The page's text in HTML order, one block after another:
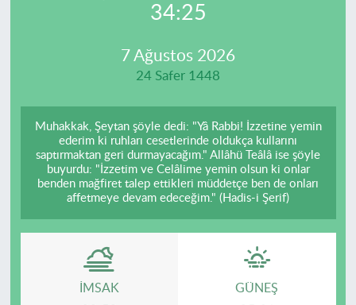
34:25
7 Ağustos 2026
24 Safer 1448
Muhakkak, Şeytan şöyle dedi: "Yâ Rabbi! İzzetine yemin
ederim ki ruhları cesetlerinde oldukça kullarını
saptırmaktan geri durmayacağım." Allâhü Teâlâ ise şöyle
buyurdu: "İzzetim ve Celâlime yemin olsun ki onlar
benden mağfiret talep ettikleri müddetçe ben de onları
affetmeye devam edeceğim." (Hadis-i Şerif)
İMSAK GÜNEŞ
Resmi İlanlar
Son Dakika Haberleri
Haber Arşivi